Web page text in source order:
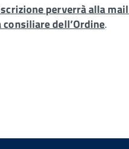
perverrà alla
dell’Ordine.